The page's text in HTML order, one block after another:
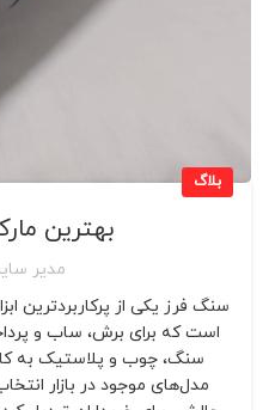
بلاگ
بهترین
مدیر
سنگ فرز یکی از پرکاربردترین
است که برای برش، ساب و
سنگ، چوب و پلاستیک به
مدل‌های موجود در بازار